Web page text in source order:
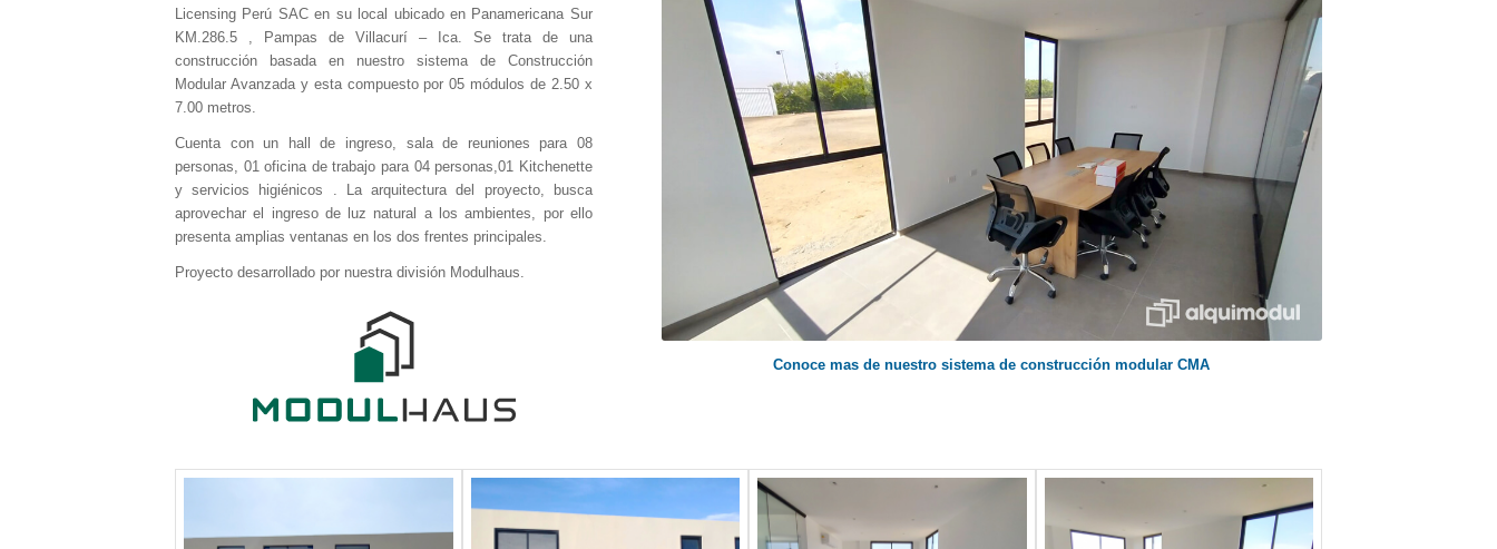
Licensing Perú SAC en su local ubicado en Panamericana Sur
KM.286.5 , Pampas de Villacurí – Ica. Se trata de una
construcción basada en nuestro sistema de Construcción
Modular Avanzada y esta compuesto por 05 módulos de 2.50 x
7.00 metros.
Cuenta con un hall de ingreso, sala de reuniones para 08
personas, 01 oficina de trabajo para 04 personas,01 Kitchenette
y servicios higiénicos . La arquitectura del proyecto, busca
aprovechar el ingreso de luz natural a los ambientes, por ello
presenta amplias ventanas en los dos frentes principales.
Proyecto desarrollado por nuestra división Modulhaus.
Conoce mas de nuestro sistema de construcción modular CMA